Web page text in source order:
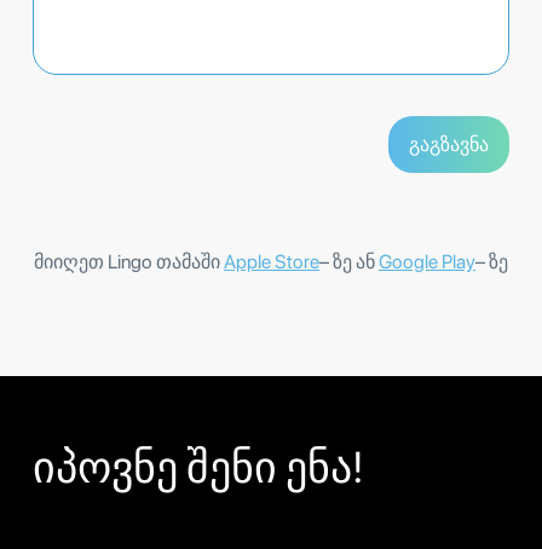
მიიღეთ Lingo თამაშიApple Store– ზე ანGoogle Play– ზე
იპოვნე შენი ენა!